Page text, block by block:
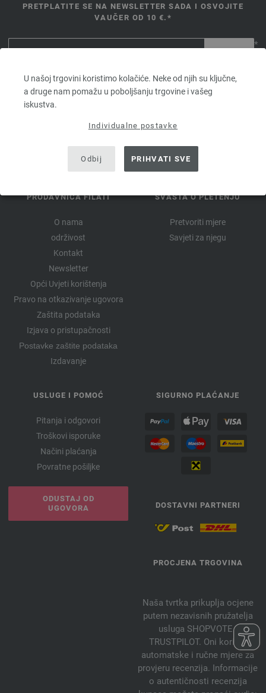
U našoj trgovini koristimo kolačiće. Neke od njih su ključne,
a druge nam pomažu u poboljšanju trgovine i vašeg
iskustva.
Individualne postavke
Odbij PRIHVATI SVE
PRETPLATITE SE NA NEWSLETTER SADA I OSVOJITE
VAUČER OD 10 €.*
*
Vaučer
dana. Minimalna vrijednost narudžbe 45,- €. Za prvu prijavu. Po
PRODAVNICA FILATI
O nama
održivost
Kontakt
Newsletter
Opći Uvjeti korištenja
Pravo na otkazivanje ugovora
Zaštita podataka
Izjava o pristupačnosti
Postavke zaštite podataka
Izdavanje
SVAŠTA O PLETENJU
Pretvoriti mjere
Savjeti za njegu
USLUGE I POMOĆ
Pitanja i odgovori
Troškovi isporuke
Načini plaćanja
Povratne pošiljke
ODUSTAJ OD
UGOVORA
SIGURNO PLAĆANJE
DOSTAVNI PARTNERI
PROCJENA TRGOVINA
Naša tvrtka prikuplja ocjene
putem nezavisnih pružatelja